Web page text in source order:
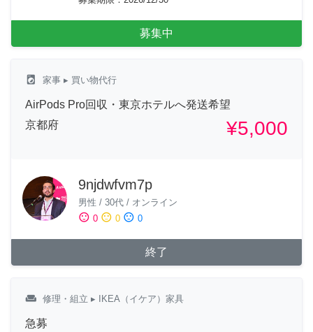
募集中
local_laundry_service 家事 ▸ 買い物代行
AirPods Pro回収・東京ホテルへ発送希望
京都府
¥5,000
9njdwfvm7p
男性 / 30代 / オンライン
sentiment_satisfied 0 sentiment_neutral 0 sentiment_dissatisfied 0
終了
weekend 修理・組立 ▸ IKEA（イケア）家具
急募